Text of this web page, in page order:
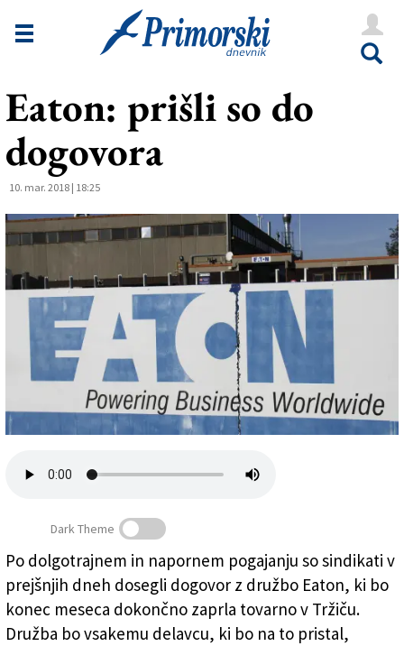
Novice
Goriška
Kultura
Šport
Še
Vreme
V Kioskih
Uredništvo
Eaton: prišli so do
dogovora
10. mar. 2018 | 18:25
Eaton: prišli so do dogovora
Dark Theme
Po dolgotrajnem in napornem pogajanju so sindikati v
prejšnjih dneh dosegli dogovor z družbo Eaton, ki bo
konec meseca dokončno zaprla tovarno v Tržiču.
Družba bo vsakemu delavcu, ki bo na to pristal,